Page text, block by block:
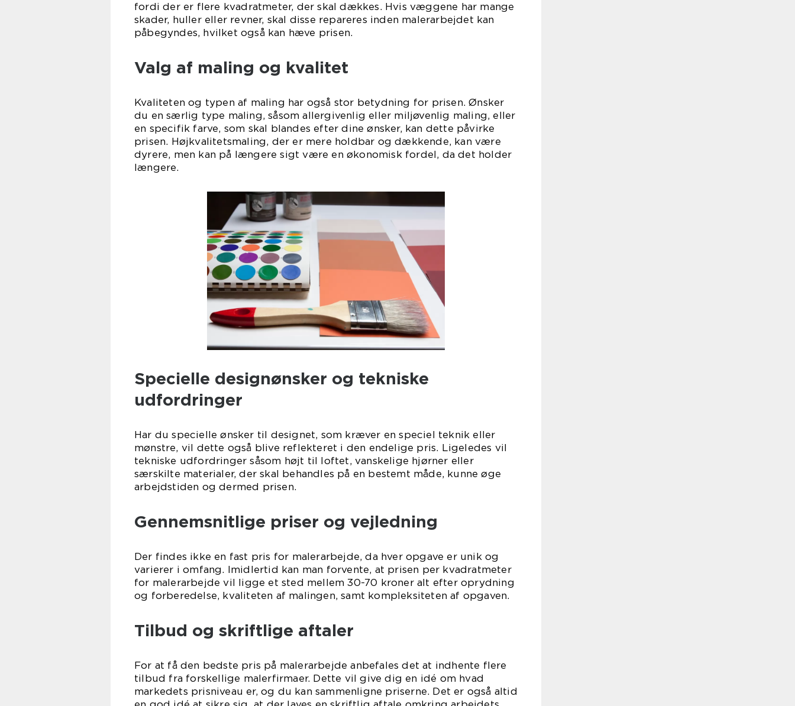
fordi der er flere kvadratmeter, der skal dækkes. Hvis væggene har mange
skader, huller eller revner, skal disse repareres inden malerarbejdet kan
påbegyndes, hvilket også kan hæve prisen.
Valg af maling og kvalitet
Kvaliteten og typen af maling har også stor betydning for prisen. Ønsker
du en særlig type maling, såsom allergivenlig eller miljøvenlig maling, eller
en specifik farve, som skal blandes efter dine ønsker, kan dette påvirke
prisen. Højkvalitetsmaling, der er mere holdbar og dækkende, kan være
dyrere, men kan på længere sigt være en økonomisk fordel, da det holder
længere.
Specielle designønsker og tekniske
udfordringer
Har du specielle ønsker til designet, som kræver en speciel teknik eller
mønstre, vil dette også blive reflekteret i den endelige pris. Ligeledes vil
tekniske udfordringer såsom højt til loftet, vanskelige hjørner eller
særskilte materialer, der skal behandles på en bestemt måde, kunne øge
arbejdstiden og dermed prisen.
Gennemsnitlige priser og vejledning
Der findes ikke en fast pris for malerarbejde, da hver opgave er unik og
varierer i omfang. Imidlertid kan man forvente, at prisen per kvadratmeter
for malerarbejde vil ligge et sted mellem 30-70 kroner alt efter oprydning
og forberedelse, kvaliteten af malingen, samt kompleksiteten af opgaven.
Tilbud og skriftlige aftaler
For at få den bedste pris på malerarbejde anbefales det at indhente flere
tilbud fra forskellige malerfirmaer. Dette vil give dig en idé om hvad
markedets prisniveau er, og du kan sammenligne priserne. Det er også altid